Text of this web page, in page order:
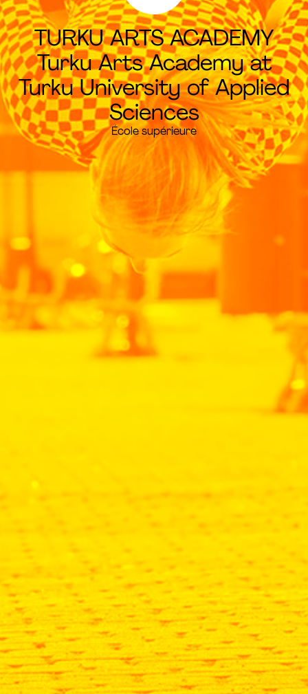
TURKU ARTS ACADEMY
Turku Arts Academy at
Turku University of Applied
Sciences
École supérieure